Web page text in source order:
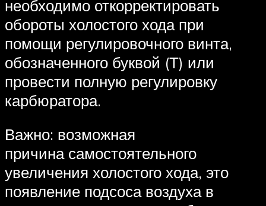
необходимо откорректировать
обороты холостого хода при
помощи регулировочного винта,
обозначенного буквой (Т) или
провести полную регулировку
карбюратора.
Важно: возможная
причина самостоятельного
увеличения холостого хода, это
появление подсоса воздуха в